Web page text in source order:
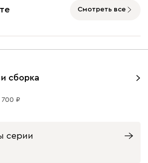
Смотреть все
сборка
700
серии